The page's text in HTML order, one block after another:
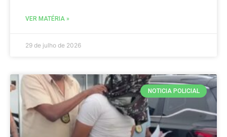
VER MATÉRIA »
29 de julho de 2026
NOTICIA POLICIAL